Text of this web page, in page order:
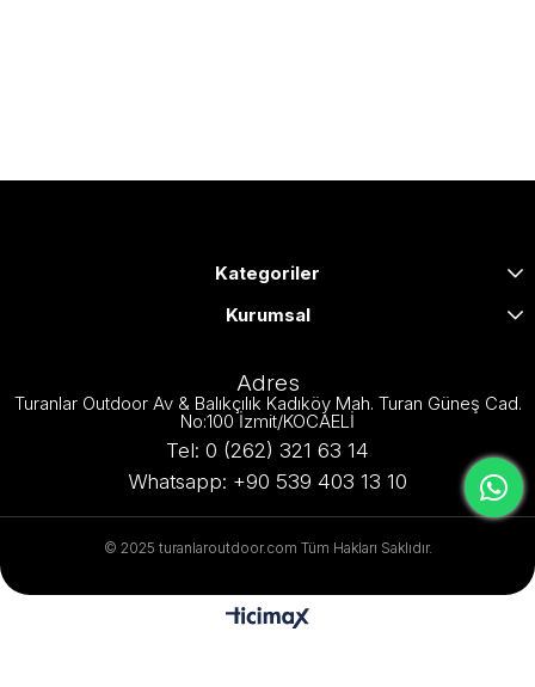
Kategoriler
Kurumsal
Adres
Turanlar Outdoor Av & Balıkçılık Kadıköy Mah. Turan Güneş Cad.
No:100 İzmit/KOCAELİ
Tel: 0 (262) 321 63 14
Whatsapp: +90 539 403 13 10
© 2025 turanlaroutdoor.com Tüm Hakları Saklıdır.